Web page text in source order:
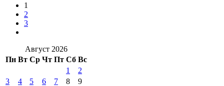
1
2
3
Август 2026
Пн Вт Ср Чт Пт Сб Вс
1
2
3
4 5 6 7 8
9